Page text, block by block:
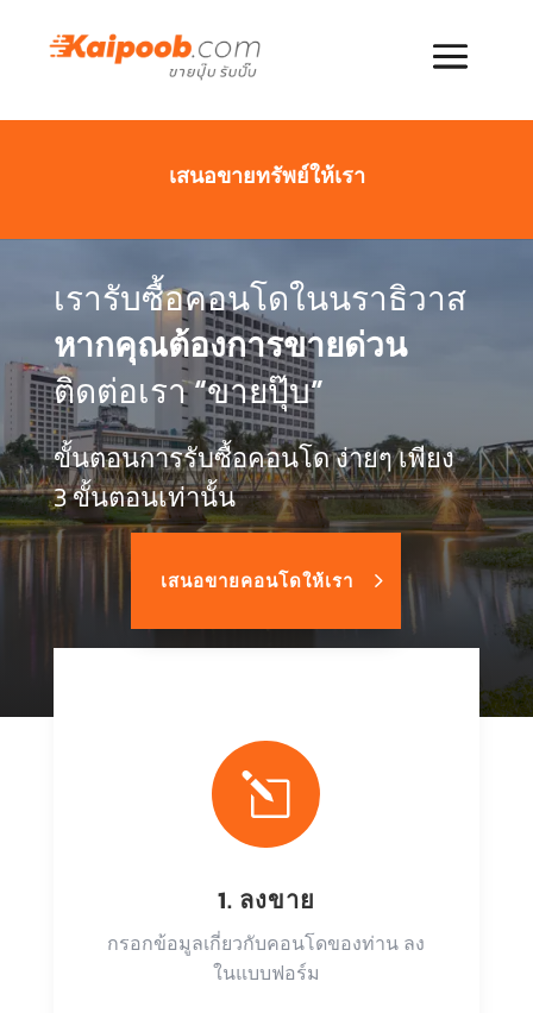
เสนอขายทรัพย์ให้เรา
เรารับซื้อคอนโดในนราธิวาส
หากคุณต้องการขายด่วน
ติดต่อเรา “ขายปุ๊บ”
ขั้นตอนการรับซื้อคอนโด ง่ายๆ เพียง
3 ขั้นตอนเท่านั้น
เสนอขายคอนโดให้เรา
l
1. ลงขาย
กรอกข้อมูลเกี่ยวกับคอนโดของท่าน ลง
ในแบบฟอร์ม